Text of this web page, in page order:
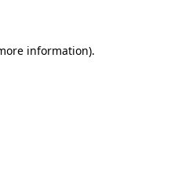
information).